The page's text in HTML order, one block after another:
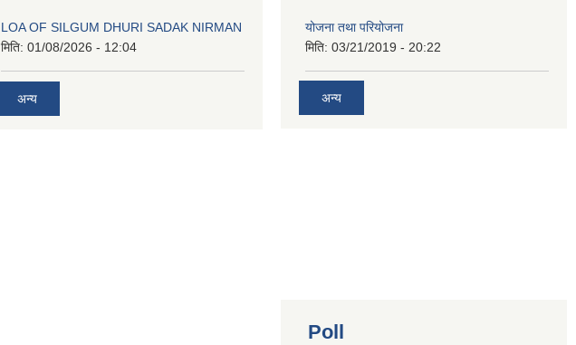
LOA OF SILGUM DHURI SADAK NIRMAN
मिति: 01/08/2026 - 12:04
अन्य
योजना तथा परियोजना
मिति: 03/21/2019 - 20:22
अन्य
Poll